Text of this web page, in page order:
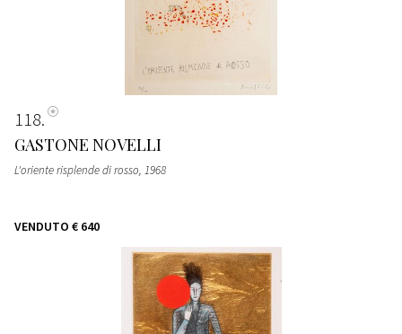
118
GASTONE NOVELLI
L'oriente risplende di rosso, 1968
VENDUTO € 640